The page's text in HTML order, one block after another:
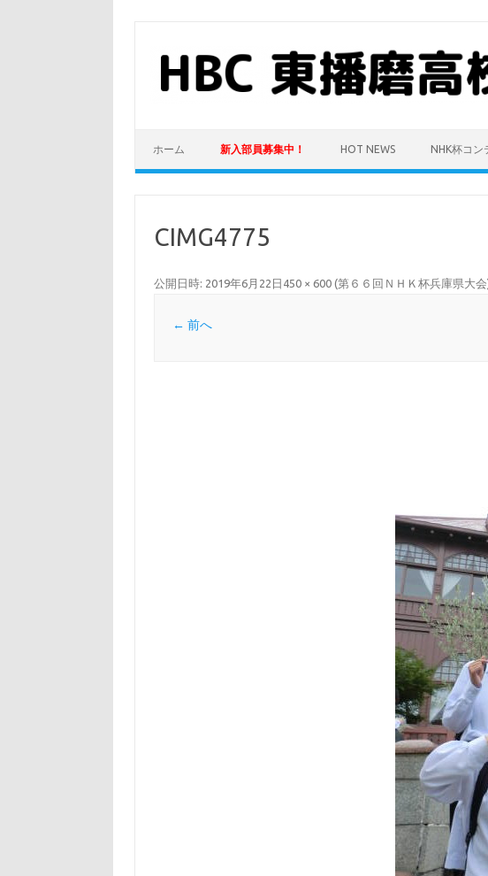
ホーム 新入部員募集中！ HOT NEWS NHK杯コン
CIMG4775
公開日時: 2019年6月22日 450 × 600(第６６回ＮＨＫ杯兵庫県大会
← 前へ